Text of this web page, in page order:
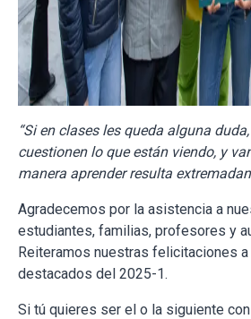
“Si en clases les queda alguna
cuestionen lo que están viendo, y
manera aprender resulta
Agradecemos por la asistencia a
estudiantes, familias, profesores y
Reiteramos nuestras felicitaciones
destacados del 2025-1.
Si tú quieres ser el o la siguiente